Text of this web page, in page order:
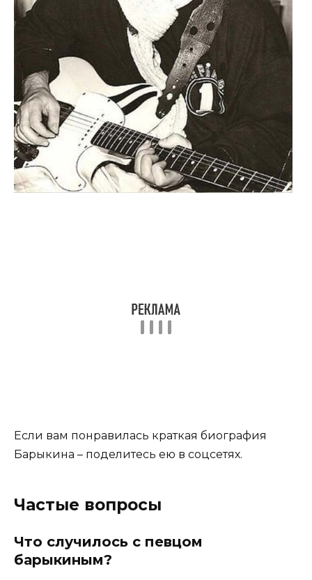
Если вам понравилась краткая биография
Барыкина – поделитесь ею в соцсетях.
Частые вопросы
Что случилось с певцом
барыкиным?